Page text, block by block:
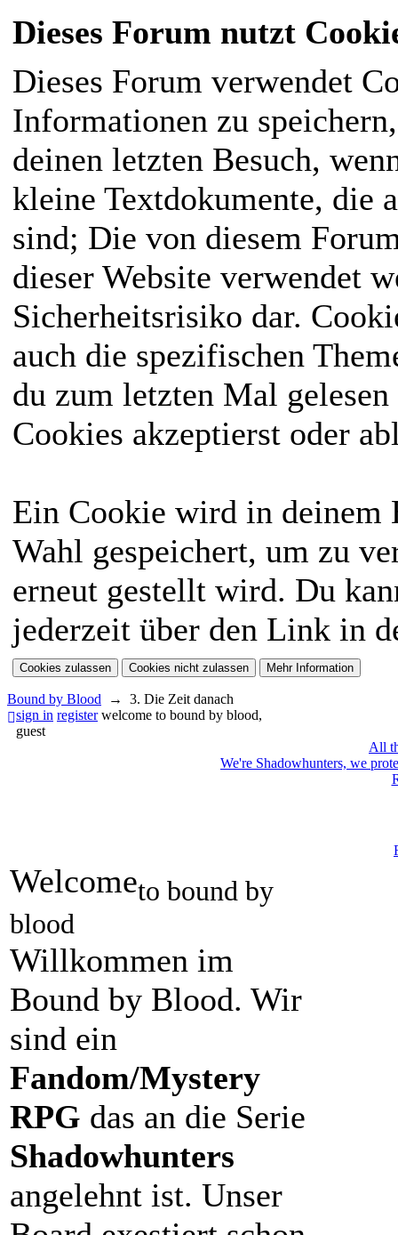
Dieses Forum nutzt
Dieses Forum verwendet
Informationen zu
deinen letzten Besuch,
kleine Textdokumente, die
sind; Die von diesem
dieser Website verwendet
Sicherheitsrisiko dar.
auch die spezifischen
du zum letzten Mal
Cookies akzeptierst oder
Ein Cookie wird in deinem
Wahl gespeichert, um zu
erneut gestellt wird. Du
jederzeit über den Link in
Bound by Blood → 3. Die Zeit danach
sign in register welcome to bound by blood,
guest
All
We're Shadowhunters, we
Welcometo bound by
blood
Willkommen im
Bound by Blood. Wir
sind ein
Fandom/Mystery
RPG das an die Serie
Shadowhunters
angelehnt ist. Unser